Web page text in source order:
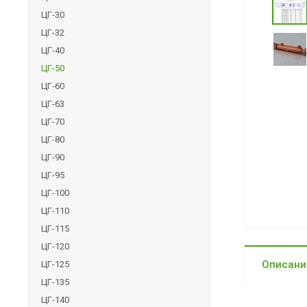
ЦГ-30
ЦГ-32
ЦГ-40
ЦГ-50
ЦГ-60
ЦГ-63
ЦГ-70
ЦГ-80
ЦГ-90
ЦГ-95
ЦГ-100
ЦГ-110
ЦГ-115
ЦГ-120
ЦГ-125
ЦГ-135
ЦГ-140